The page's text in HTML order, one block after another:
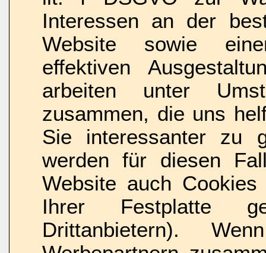
Interessen an der
Website sowie
effektiven
arbeiten unter
zusammen, die uns
Sie interessanter zu
werden für diesen
Website auch
Ihrer Festplatte
Drittanbietern).